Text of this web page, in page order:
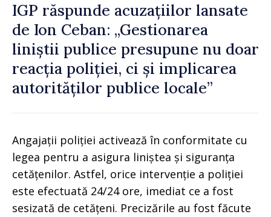
IGP răspunde acuzațiilor lansate
de Ion Ceban: „Gestionarea
liniștii publice presupune nu doar
reacția poliției, ci și implicarea
autorităților publice locale”
Angajații poliției activează în conformitate cu
legea pentru a asigura liniștea și siguranța
cetățenilor. Astfel, orice intervenție a poliției
este efectuată 24/24 ore, imediat ce a fost
sesizată de cetățeni. Precizările au fost făcute